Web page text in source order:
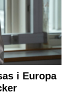
i Europa